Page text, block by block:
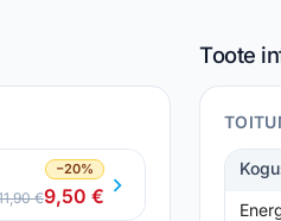
−20%
€9,50 €
Toote